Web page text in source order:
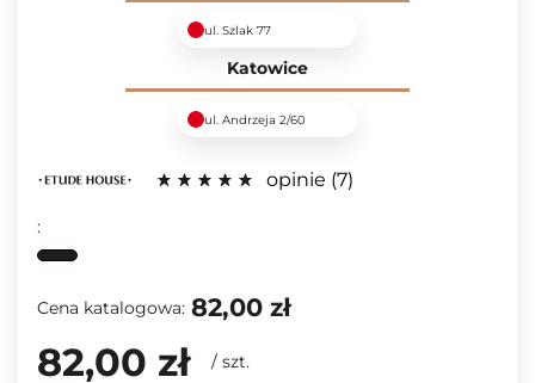
ul. Szlak 77
Katowice
ul. Andrzeja 2/60
opinie 7
:
Cena katalogowa: 82,00 zł
82,00 zł / szt.